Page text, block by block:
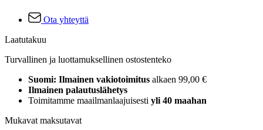
Ota yhteyttä
Laatutakuu
Turvallinen ja luottamuksellinen ostostenteko
Suomi: Ilmainen vakiotoimitus alkaen 99,00 €
Ilmainen palautuslähetys
Toimitamme maailmanlaajuisesti yli 40 maahan
Mukavat maksutavat